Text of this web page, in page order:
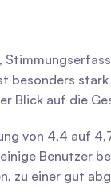
besonders
Blick auf die
Benutzer
zu einer gut